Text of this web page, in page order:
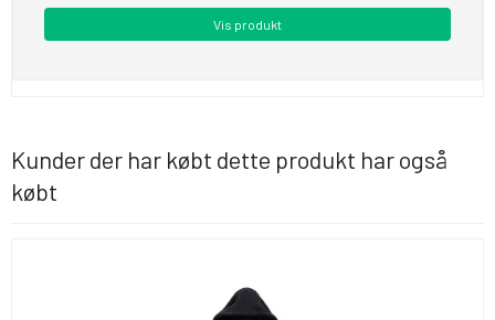
Vis produkt
Kunder der har købt dette produkt har også
købt